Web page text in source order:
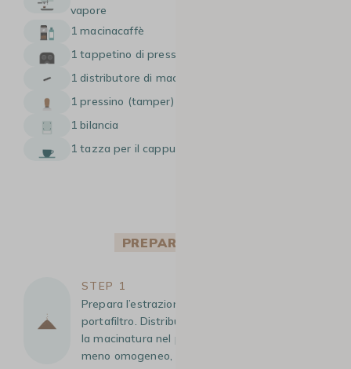
vapore
1 macinacaffè
1 tappetino di pressatura
1 distributore di macinato
1 pressino (tamper)
1 bilancia
1 tazza per il cappuccino
PREPARAZIONE
STEP 1
Prepara l’estrazione. Macina 14 g di caffè nel
portafiltro. Distribuisci e livella una prima volta
la macinatura nel portafiltro, in modo più o
meno omogeneo, aiutandoti con le mani.